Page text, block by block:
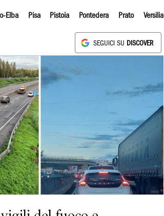
Elba Pisa Pistoia Pontedera Prato Versilia
SEGUICI SU DISCOVER